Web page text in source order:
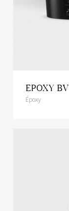
EPOXY BV
Époxy